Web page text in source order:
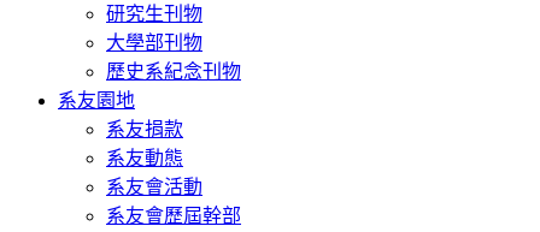
研究生刊物
大學部刊物
歷史系紀念刊物
系友園地
系友捐款
系友動態
系友會活動
系友會歷屆幹部